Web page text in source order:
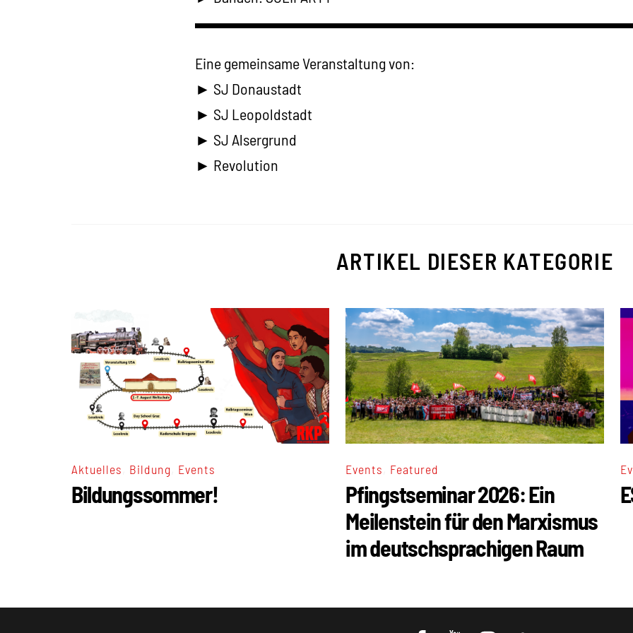
Eine gemeinsame Veranstaltung von:
► SJ Donaustadt
► SJ Leopoldstadt
► SJ Alsergrund
► Revolution
ARTIKEL DIESER KATEGORIE
Aktuelles Bildung Events
Bildungssommer!
Events Featured
Pfingstseminar 2026: Ein
Meilenstein für den Marxismus
im deutschsprachigen Raum